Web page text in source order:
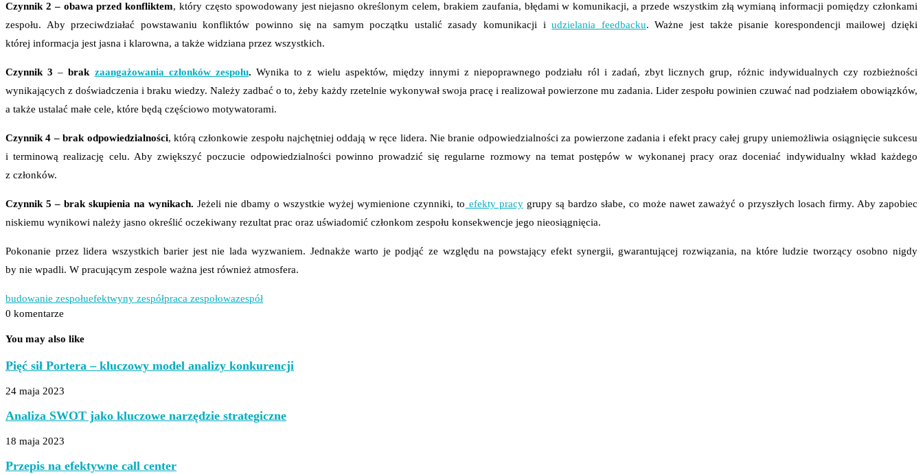
Czynnik 2 – obawa przed konfliktem, który często spowodowany jest niejasno określonym celem, brakiem zaufania, błędami w komunikacji, a przede wszystkim złą wymianą informacji pomiędzy członkami
zespołu. Aby przeciwdziałać powstawaniu konfliktów powinno się na samym początku ustalić zasady komunikacji iudzielania feedbacku. Ważne jest także pisanie korespondencji mailowej dzięki
której informacja jest jasna i klarowna, a także widziana przez wszystkich.
Czynnik 3 –brak zaangażowania członków zespołu. Wynika to z wielu aspektów, między innymi z niepoprawnego podziału ról i zadań, zbyt licznych grup, różnic indywidualnych czy rozbieżności
wynikających z doświadczenia i braku wiedzy. Należy zadbać o to, żeby każdy rzetelnie wykonywał swoja pracę i realizował powierzone mu zadania. Lider zespołu powinien czuwać nad podziałem obowiązków,
a także ustalać małe cele, które będą częściowo motywatorami.
Czynnik 4 – brak odpowiedzialności, którą członkowie zespołu najchętniej oddają w ręce lidera. Nie branie odpowiedzialności za powierzone zadania i efekt pracy całej grupy uniemożliwia osiągnięcie sukcesu
i terminową realizację celu. Aby zwiększyć poczucie odpowiedzialności powinno prowadzić się regularne rozmowy na temat postępów w wykonanej pracy oraz doceniać indywidualny wkład każdego
z członków.
Czynnik 5 – brak skupienia na wynikach. Jeżeli nie dbamy o wszystkie wyżej wymienione czynniki, to efekty pracygrupy są bardzo słabe, co może nawet zaważyć o przyszłych losach firmy. Aby zapobiec
niskiemu wynikowi należy jasno określić oczekiwany rezultat prac oraz uświadomić członkom zespołu konsekwencje jego nieosiągnięcia.
Pokonanie przez lidera wszystkich barier jest nie lada wyzwaniem. Jednakże warto je podjąć ze względu na powstający efekt synergii, gwarantującej rozwiązania, na które ludzie tworzący osobno nigdy
by nie wpadli. W pracującym zespole ważna jest również atmosfera.
budowanie zespołuefektwyny zespółpraca zespołowazespół
0 komentarze
You may also like
Pięć sił Portera – kluczowy model analizy konkurencji
24 maja 2023
Analiza SWOT jako kluczowe narzędzie strategiczne
18 maja 2023
Przepis na efektywne call center